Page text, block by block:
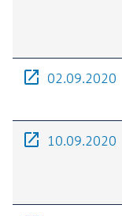
02.09.2020
10.09.2020